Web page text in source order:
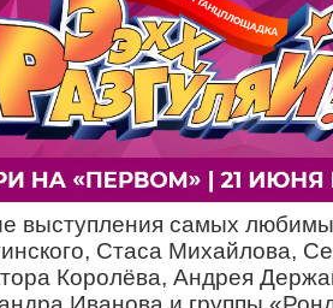
выступления самых
Стаса Михайлова,
Королёва, Андрея